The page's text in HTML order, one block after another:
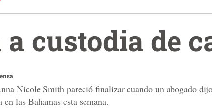
custodia de
Nicole Smith pareció finalizar cuando un abogado
las Bahamas esta semana.